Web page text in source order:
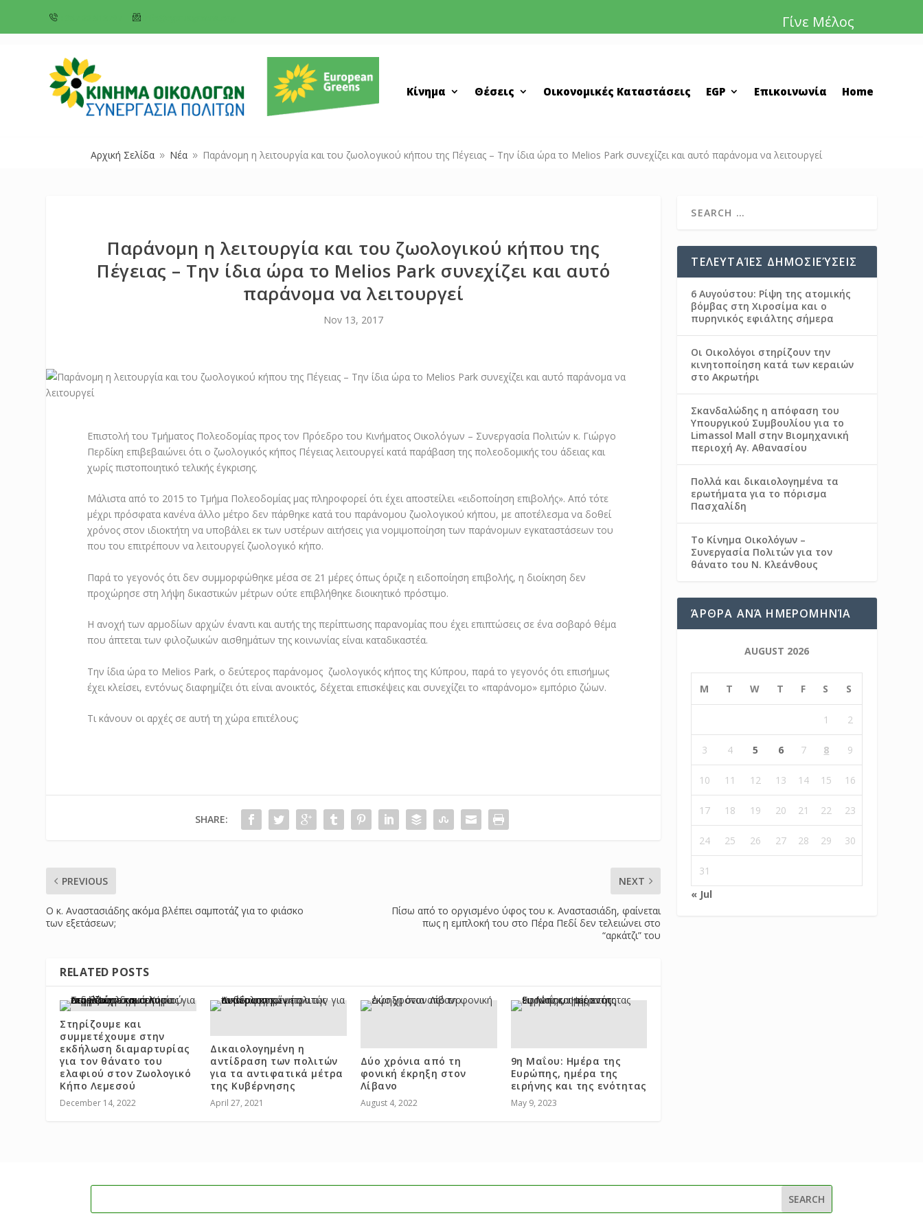
Γίνε Μέλος
Κίνημα Θέσεις Οικονομικές Καταστάσεις EGP Επικοινωνία Home
Αρχική Σελίδα 9 Νέα 9 Παράνομη η λειτουργία και του ζωολογικού κήπου της Πέγειας – Την ίδια ώρα το Melios Park συνεχίζει και αυτό παράνομα να λειτουργεί
Παράνομη η λειτουργία και του ζωολογικού κήπου της
Πέγειας – Την ίδια ώρα το Melios Park συνεχίζει και αυτό
παράνομα να λειτουργεί
Nov 13, 2017
Επιστολή του Τμήματος Πολεοδομίας προς τον Πρόεδρο του Κινήματος Οικολόγων – Συνεργασία Πολιτών κ. Γιώργο
Περδίκη επιβεβαιώνει ότι ο ζωολογικός κήπος Πέγειας λειτουργεί κατά παράβαση της πολεοδομικής του άδειας και
χωρίς πιστοποιητικό τελικής έγκρισης.
Μάλιστα από το 2015 το Τμήμα Πολεοδομίας μας πληροφορεί ότι έχει αποστείλει «ειδοποίηση επιβολής». Από τότε
μέχρι πρόσφατα κανένα άλλο μέτρο δεν πάρθηκε κατά του παράνομου ζωολογικού κήπου, με αποτέλεσμα να δοθεί
χρόνος στον ιδιοκτήτη να υποβάλει εκ των υστέρων αιτήσεις για νομιμοποίηση των παράνομων εγκαταστάσεων του
που του επιτρέπουν να λειτουργεί ζωολογικό κήπο.
Παρά το γεγονός ότι δεν συμμορφώθηκε μέσα σε 21 μέρες όπως όριζε η ειδοποίηση επιβολής, η διοίκηση δεν
προχώρησε στη λήψη δικαστικών μέτρων ούτε επιβλήθηκε διοικητικό πρόστιμο.
Η ανοχή των αρμοδίων αρχών έναντι και αυτής της περίπτωσης παρανομίας που έχει επιπτώσεις σε ένα σοβαρό θέμα
που άπτεται των φιλοζωικών αισθημάτων της κοινωνίας είναι καταδικαστέα.
Την ίδια ώρα το Melios Park, ο δεύτερος παράνομος ζωολογικός κήπος της Κύπρου, παρά το γεγονός ότι επισήμως
έχει κλείσει, εντόνως διαφημίζει ότι είναι ανοικτός, δέχεται επισκέψεις και συνεχίζει το «παράνομο» εμπόριο ζώων.
Τι κάνουν οι αρχές σε αυτή τη χώρα επιτέλους;
SHARE:
PREVIOUS
Ο κ. Αναστασιάδης ακόμα βλέπει σαμποτάζ για το φιάσκο
των εξετάσεων;
NEXT
Πίσω από το οργισμένο ύφος του κ. Αναστασιάδη, φαίνεται
πως η εμπλοκή του στο Πέρα Πεδί δεν τελειώνει στο
“αρκάτζι” του
RELATED POSTS
Στηρίζουμε και
συμμετέχουμε στην
εκδήλωση διαμαρτυρίας
για τον θάνατο του
ελαφιού στον Ζωολογικό
Κήπο Λεμεσού
December 14, 2022
Δικαιολογημένη η
αντίδραση των πολιτών
για τα αντιφατικά μέτρα
της Κυβέρνησης
April 27, 2021
Δύο χρόνια από τη
φονική έκρηξη στον
Λίβανο
August 4, 2022
9η Μαΐου: Ημέρα της
Ευρώπης, ημέρα της
ειρήνης και της ενότητας
May 9, 2023
ΤΕΛΕΥΤΑΊΕΣ ΔΗΜΟΣΙΕΎΣΕΙΣ
6 Αυγούστου: Ρίψη της ατομικής
βόμβας στη Χιροσίμα και ο
πυρηνικός εφιάλτης σήμερα
Οι Οικολόγοι στηρίζουν την
κινητοποίηση κατά των κεραιών
στο Ακρωτήρι
Σκανδαλώδης η απόφαση του
Υπουργικού Συμβουλίου για το
Limassol Mall στην Βιομηχανική
περιοχή Αγ. Αθανασίου
Πολλά και δικαιολογημένα τα
ερωτήματα για το πόρισμα
Πασχαλίδη
Το Κίνημα Οικολόγων –
Συνεργασία Πολιτών για τον
θάνατο του Ν. Κλεάνθους
ΆΡΘΡΑ ΑΝΆ ΗΜΕΡΟΜΗΝΊΑ
AUGUST 2026
M T W T F S S
1 2
3 4 5 6 7 8 9
10 11 12 13 14 15 16
17 18 19 20 21 22 23
24 25 26 27 28 29 30
31
« Jul